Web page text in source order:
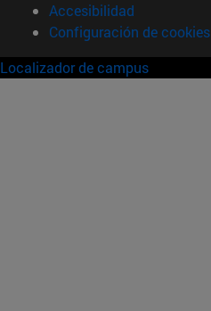
Accesibilidad
Configuración de cookies
Localizador de campus